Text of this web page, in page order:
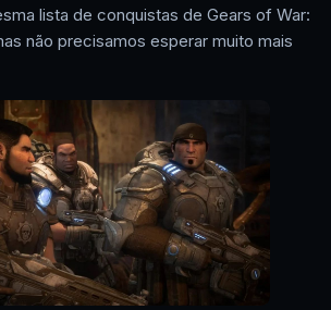
lista de conquistas de Gears of War:
não precisamos esperar muito mais